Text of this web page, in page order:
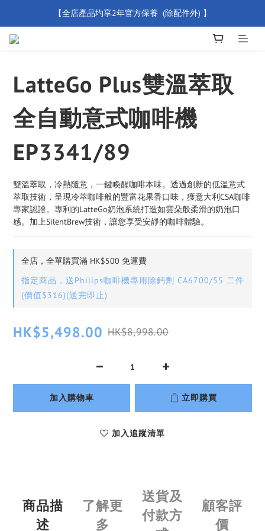
【買滿 $500 免運費】
【全店產品圴享2年官方保養  (除配件外) 】
LatteGo Plus雙溫萃取
全自動意式咖啡機
EP3341/89
雙溫萃取，冷熱隨意，一鍵喚醒咖啡本味。透過創新的低溫意式
萃取技術，呈現冷萃咖啡般的豐富花果香口味，獲意大利CSA咖啡
專家認證。專利的LatteGo奶泡系統打造如雲朵般柔滑的奶泡口
感。加上SilentBrew技術，讓您享受安靜的咖啡體驗。
全店，全單購買滿 HK$500 免運費
指定商品，送Philips咖啡機專用除鈣劑 CA6700/55 二件
(價值$316)(送完即止)
HK$5,498.00 HK$8,998.00
加入購物車 立即購買
加入追蹤清單
商品描
述
了解更
多
送貨及
付款方
顧客評
價